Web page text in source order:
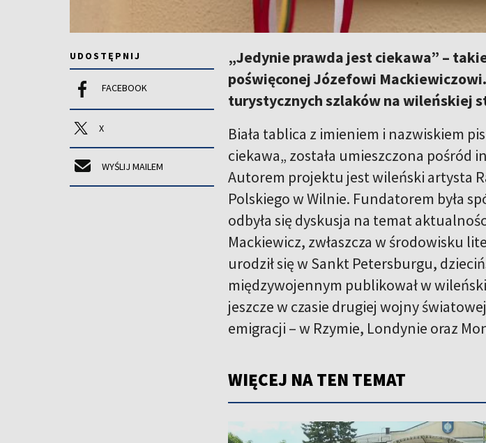
UDOSTĘPNIJ
FACEBOOK
X
WYŚLIJ MAILEM
„Jedynie prawda jest ciekawa” –
poświęconej Józefowi
turystycznych szlaków na wileńskiej
Biała tablica z imieniem i nazwiskiem
ciekawa„ została umieszczona
Autorem projektu jest wileński artysta
Polskiego w Wilnie. Fundatorem była
odbyła się dyskusja na temat
Mackiewicz, zwłaszcza w środowisku
urodził się w Sankt Petersburgu,
międzywojennym publikował w
jeszcze w czasie drugiej wojny
emigracji – w Rzymie, Londynie oraz
WIĘCEJ NA TEN TEMAT